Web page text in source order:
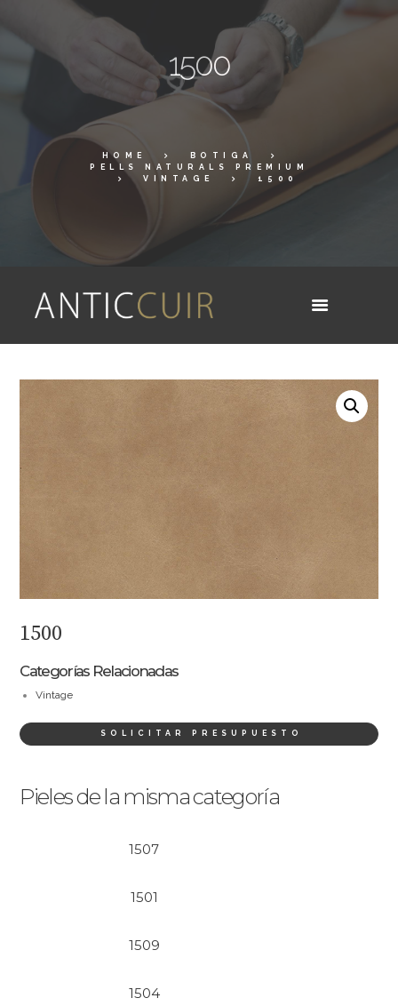
1500
HOME
BOTIGA
PELLS NATURALS PREMIUM
VINTAGE
1500
1500
Categorías Relacionadas
Vintage
SOLICITAR PRESUPUESTO
Pieles de la misma categoría
1507
1501
1509
1504